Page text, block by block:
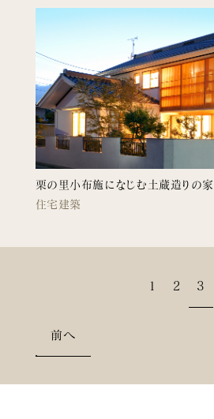
栗の里小布施になじむ土蔵造りの家
住宅建築
前へ
1 2 3